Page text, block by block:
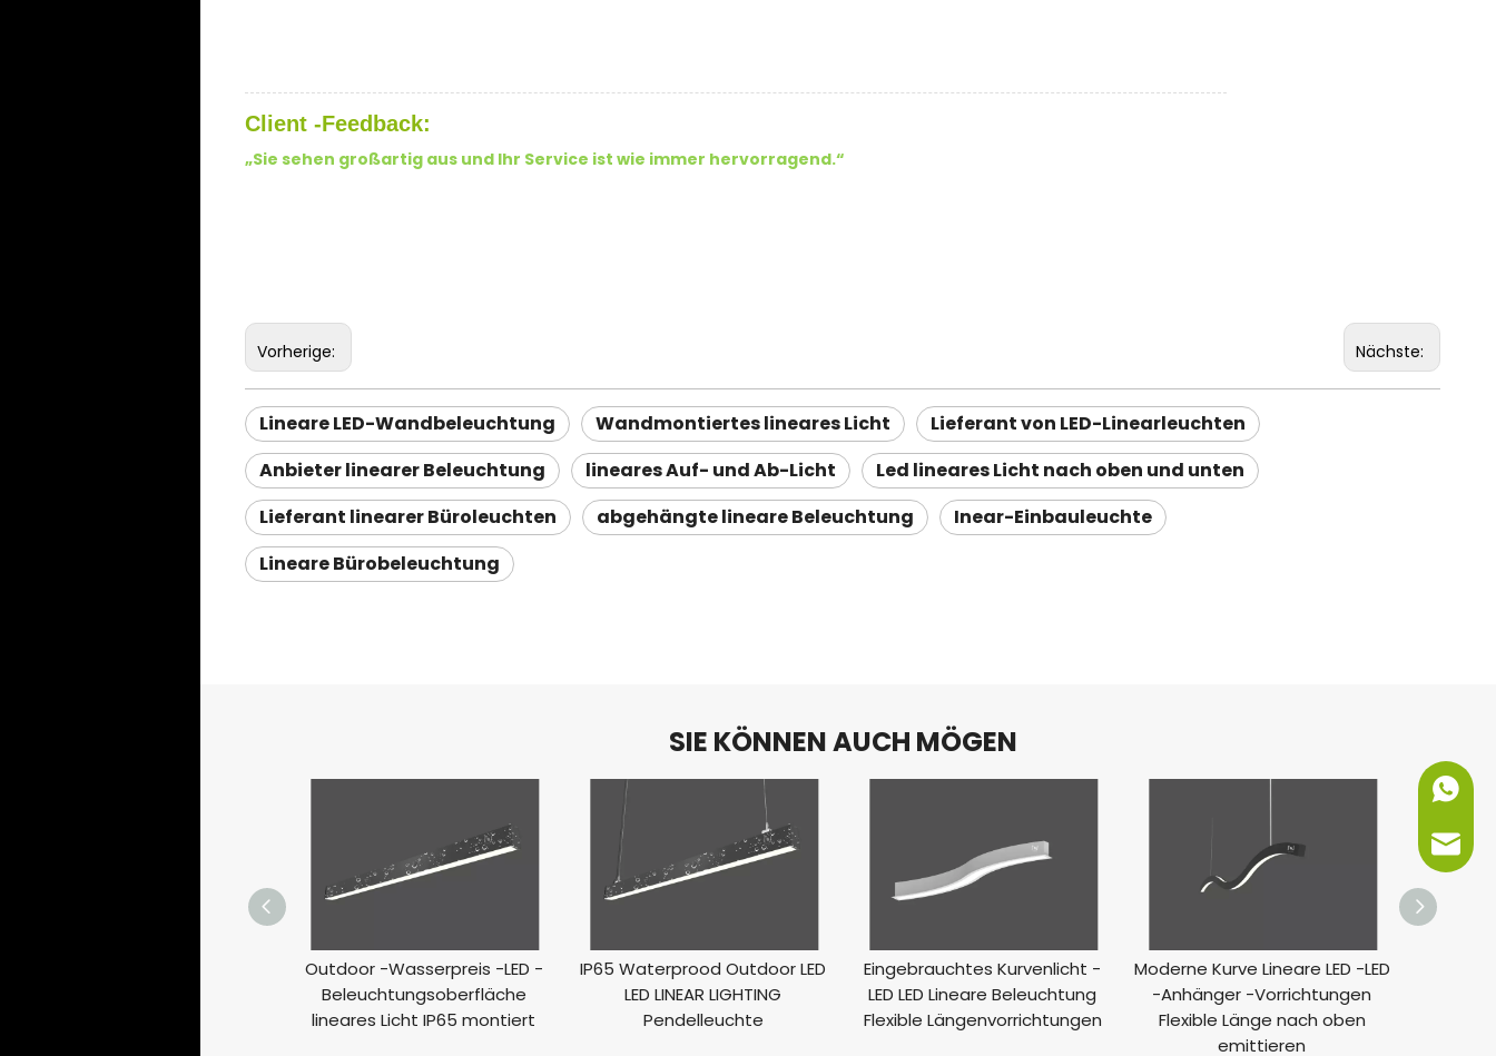
Client -Feedback:
„Sie sehen großartig aus und Ihr Service ist wie immer hervorragend.“
Vorherige: Nächste:
Lineare LED-Wandbeleuchtung Wandmontiertes lineares Licht
Lieferant von LED-Linearleuchten
Anbieter linearer Beleuchtung
lineares Auf- und Ab-Licht
Led lineares Licht nach oben und unten
Lieferant linearer Büroleuchten
abgehängte lineare Beleuchtung
Inear-Einbauleuchte
Lineare Bürobeleuchtung
SIE KÖNNEN AUCH MÖGEN
Outdoor -Wasserpreis -LED -
Beleuchtungsoberfläche
lineares Licht IP65 montiert
IP65 Waterprood Outdoor LED
LED LINEAR LIGHTING
Pendelleuchte
Eingebrauchtes Kurvenlicht -
LED LED Lineare Beleuchtung
Flexible Längenvorrichtungen
Moderne Kurve Lineare LED -LED
-Anhänger -Vorrichtungen
Flexible Länge nach oben
emittieren
+86-